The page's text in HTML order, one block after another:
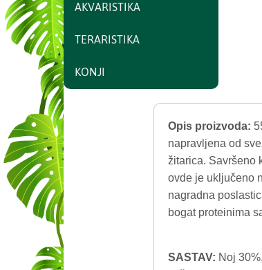
Opis proizvoda:
napravljena od
žitarica. Savršeno
ovde je uključeno
nagradna
bogat proteinima
SASTAV: Noj
AKVARISTIKA
TERARISTIKA
KONJI